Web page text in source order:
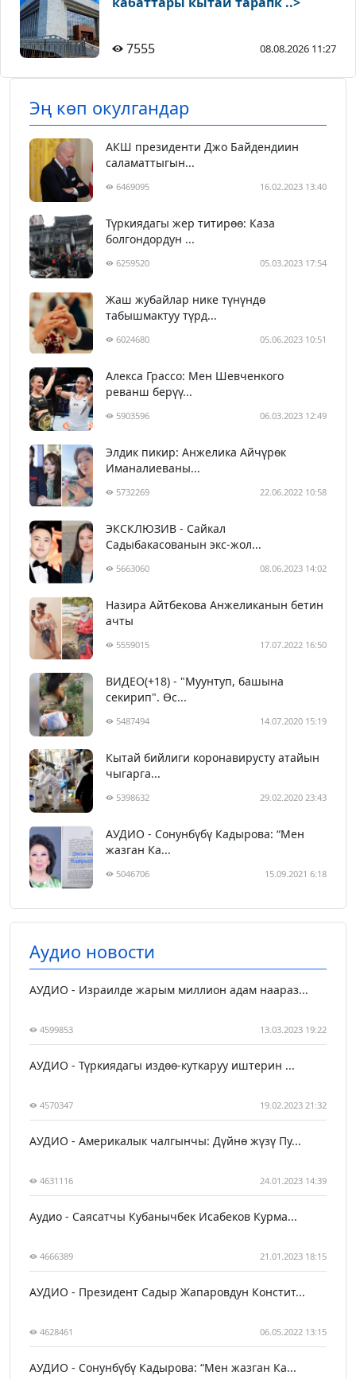
7555 08.08.2026 11:27
Эң көп окулгандар
АКШ президенти Джо Байдендиин
саламаттыгын...
6469095 16.02.2023 13:40
Түркиядагы жер титирөө: Каза
болгондордун ...
6259520 05.03.2023 17:54
Жаш жубайлар нике түнүндө
табышмактуу түрд...
6024680 05.06.2023 10:51
Алекса Грассо: Мен Шевченкого
реванш берүү...
5903596 06.03.2023 12:49
Элдик пикир: Анжелика Айчүрөк
Иманалиеваны...
5732269 22.06.2022 10:58
ЭКСКЛЮЗИВ - Сайкал
Садыбакасованын экс-жол...
5663060 08.06.2023 14:02
Назира Айтбекова Анжеликанын бетин
ачты
5559015 17.07.2022 16:50
ВИДЕО(+18) - "Муунтуп, башына
секирип". Өс...
5487494 14.07.2020 15:19
Кытай бийлиги коронавирусту атайын
чыгарга...
5398632 29.02.2020 23:43
АУДИО - Сонунбүбү Кадырова: “Мен
жазган Ка...
5046706 15.09.2021 6:18
Аудио новости
АУДИО - Израилде жарым миллион адам наараз...
4599853 13.03.2023 19:22
АУДИО - Түркиядагы издөө-куткаруу иштерин ...
4570347 19.02.2023 21:32
АУДИО - Америкалык чалгынчы: Дүйнө жүзү Пу...
4631116 24.01.2023 14:39
Аудио - Саясатчы Кубанычбек Исабеков Курма...
4666389 21.01.2023 18:15
АУДИО - Президент Садыр Жапаровдун Констит...
4628461 06.05.2022 13:15
АУДИО - Сонунбүбү Кадырова: “Мен жазган Ка...